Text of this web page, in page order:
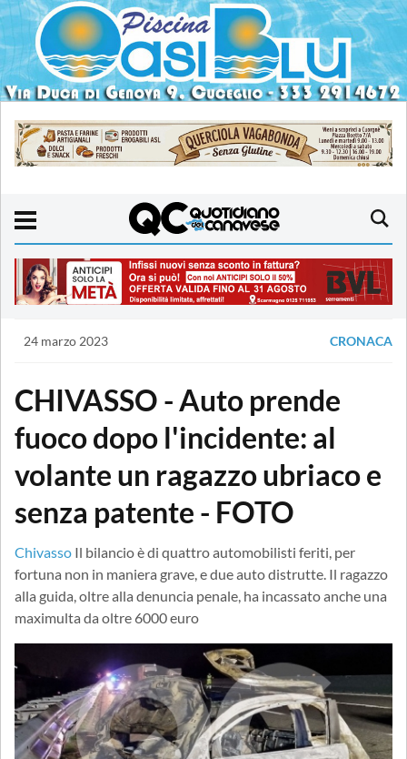
24 marzo 2023 CRONACA
CHIVASSO - Auto prende
fuoco dopo l'incidente: al
volante un ragazzo ubriaco e
senza patente - FOTO
Chivasso Il bilancio è di quattro automobilisti feriti, per
fortuna non in maniera grave, e due auto distrutte. Il ragazzo
alla guida, oltre alla denuncia penale, ha incassato anche una
maximulta da oltre 6000 euro